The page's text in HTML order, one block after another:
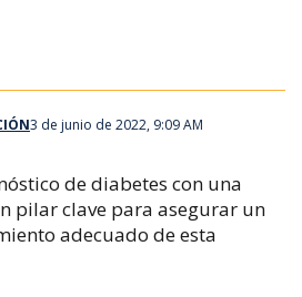
3 de junio de 2022, 9:09 AM
de diabetes con una
pilar clave para asegurar un
adecuado de esta